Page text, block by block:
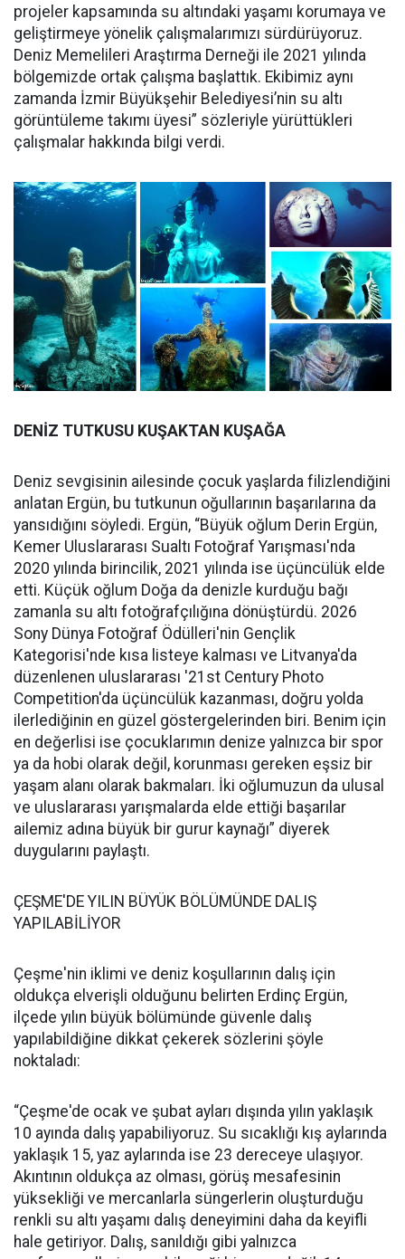
projeler kapsamında su altındaki yaşamı korumaya ve
geliştirmeye yönelik çalışmalarımızı sürdürüyoruz.
Deniz Memelileri Araştırma Derneği ile 2021 yılında
bölgemizde ortak çalışma başlattık. Ekibimiz aynı
zamanda İzmir Büyükşehir Belediyesi’nin su altı
görüntüleme takımı üyesi” sözleriyle yürüttükleri
çalışmalar hakkında bilgi verdi.
DENİZ TUTKUSU KUŞAKTAN KUŞAĞA
Deniz sevgisinin ailesinde çocuk yaşlarda filizlendiğini
anlatan Ergün, bu tutkunun oğullarının başarılarına da
yansıdığını söyledi. Ergün, “Büyük oğlum Derin Ergün,
Kemer Uluslararası Sualtı Fotoğraf Yarışması'nda
2020 yılında birincilik, 2021 yılında ise üçüncülük elde
etti. Küçük oğlum Doğa da denizle kurduğu bağı
zamanla su altı fotoğrafçılığına dönüştürdü. 2026
Sony Dünya Fotoğraf Ödülleri'nin Gençlik
Kategorisi'nde kısa listeye kalması ve Litvanya'da
düzenlenen uluslararası '21st Century Photo
Competition'da üçüncülük kazanması, doğru yolda
ilerlediğinin en güzel göstergelerinden biri. Benim için
en değerlisi ise çocuklarımın denize yalnızca bir spor
ya da hobi olarak değil, korunması gereken eşsiz bir
yaşam alanı olarak bakmaları. İki oğlumuzun da ulusal
ve uluslararası yarışmalarda elde ettiği başarılar
ailemiz adına büyük bir gurur kaynağı” diyerek
duygularını paylaştı.
ÇEŞME'DE YILIN BÜYÜK BÖLÜMÜNDE DALIŞ
YAPILABİLİYOR
Çeşme'nin iklimi ve deniz koşullarının dalış için
oldukça elverişli olduğunu belirten Erdinç Ergün,
ilçede yılın büyük bölümünde güvenle dalış
yapılabildiğine dikkat çekerek sözlerini şöyle
noktaladı:
“Çeşme'de ocak ve şubat ayları dışında yılın yaklaşık
10 ayında dalış yapabiliyoruz. Su sıcaklığı kış aylarında
yaklaşık 15, yaz aylarında ise 23 dereceye ulaşıyor.
Akıntının oldukça az olması, görüş mesafesinin
yüksekliği ve mercanlarla süngerlerin oluşturduğu
renkli su altı yaşamı dalış deneyimini daha da keyifli
hale getiriyor. Dalış, sanıldığı gibi yalnızca